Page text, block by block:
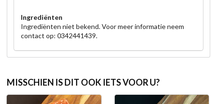
Ingrediënten
Ingrediënten niet bekend. Voor meer informatie neem
contact op: 0342441439.
MISSCHIEN IS DIT OOK IETS VOOR U?